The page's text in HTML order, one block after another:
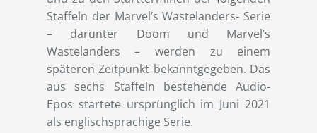
Staffeln der Marvel’s Wastelanders- Serie
– darunter Doom und Marvel’s
Wastelanders – werden zu einem
späteren Zeitpunkt bekanntgegeben. Das
aus sechs Staffeln bestehende Audio-
Epos startete ursprünglich im Juni 2021
als englischsprachige Serie.